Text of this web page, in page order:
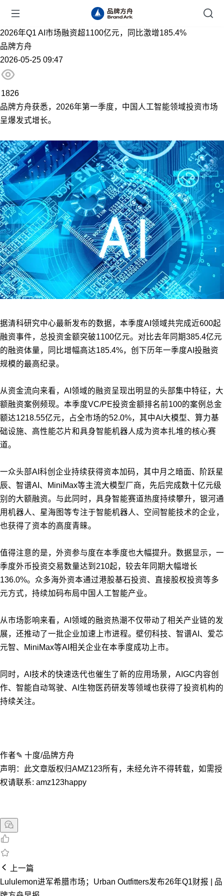
2026年Q1 AI市场融资超1100亿元，同比激增185.4%
品牌方舟
2026-05-25 09:47
1826
品牌方舟获悉，2026年第一季度，中国人工智能领域投资市场
呈爆发式增长。
据清科研究中心最新发布的数据，本季度AI领域共完成近600起
融资事件，总投资金额突破1100亿元。对比去年同期385.4亿元
的融资体量，同比增幅高达185.4%，创下历年一季度AI投融资
规模的最高纪录。
从资金流向来看，AI领域的融资呈现出明显的头部集中特征，大
额融资案例频现。本季度VC/PE投资金额排名前100的案例总金
额达1218.55亿元，占全市场的52.0%，其中AI大模型、算力基
础设施、高性能芯片和具身智能机器人成为资本扎堆的核心赛
道。
一众头部AI科创企业持续获得资本加码，其中月之暗面、阶跃星
辰、智谱AI、MiniMax等主流大模型厂商，先后完成数十亿元级
别的大额融资。与此同时，具身智能赛道热度持续攀升，银河通
用机器人、星海图等专注于智能机器人、空间智能技术的企业，
也获得了资本的高度青睐。
值得注意的是，外资参与度在本季度也大幅提升。数据显示，一
季度外币投资交易数量达到210起，较去年同期大幅增长
136.0%。众多海外资本通过港股基石投资、直接股权投资等多
元方式，持续加码布局中国人工智能产业。
从市场影响来看，AI领域的融资热潮不仅带动了相关产业链的发
展，还推动了一批企业加速上市进程。壁仞科技、智谱AI、爱芯
元智、MiniMax等AI相关企业在本季度成功上市。
同时，AI技术的快速迭代也催生了新的应用场景，AIGC内容创
作、智能自动驾驶、AI生物医药研发等领域也获得了投资机构的
持续关注。
作者✎ 十度/品牌方舟
声明：此文章版权归AMZ123所有，未经允许不得转载，如需授
权请联系: amz123happy
上一篇
Lululemon进军希腊市场；Urban Outfitters发布26年Q1财报 | 品